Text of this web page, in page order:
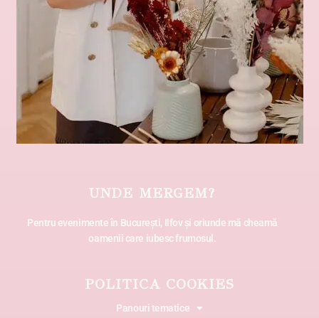
UNDE MERGEM?
Pentru evenimente în București, Ilfov și oriunde mă cheamă
oamenii care iubesc frumosul.
POLITICA COOKIES
Panouri tematice